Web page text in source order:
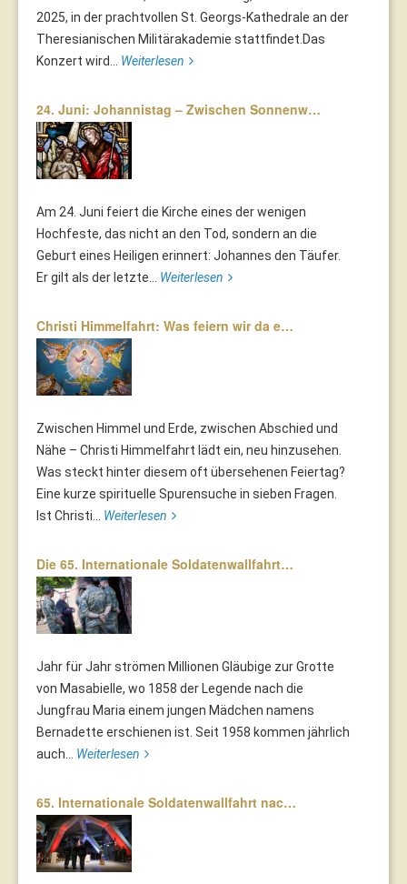
2025, in der prachtvollen St. Georgs-Kathedrale an der
Theresianischen Militärakademie stattfindet.Das
Konzert wird... Weiterlesen
24. Juni: Johannistag – Zwischen Sonnenw…
Am 24. Juni feiert die Kirche eines der wenigen
Hochfeste, das nicht an den Tod, sondern an die
Geburt eines Heiligen erinnert: Johannes den Täufer.
Er gilt als der letzte... Weiterlesen
Christi Himmelfahrt: Was feiern wir da e…
Zwischen Himmel und Erde, zwischen Abschied und
Nähe – Christi Himmelfahrt lädt ein, neu hinzusehen.
Was steckt hinter diesem oft übersehenen Feiertag?
Eine kurze spirituelle Spurensuche in sieben Fragen.
Ist Christi... Weiterlesen
Die 65. Internationale Soldatenwallfahrt…
Jahr für Jahr strömen Millionen Gläubige zur Grotte
von Masabielle, wo 1858 der Legende nach die
Jungfrau Maria einem jungen Mädchen namens
Bernadette erschienen ist. Seit 1958 kommen jährlich
auch... Weiterlesen
65. Internationale Soldatenwallfahrt nac…